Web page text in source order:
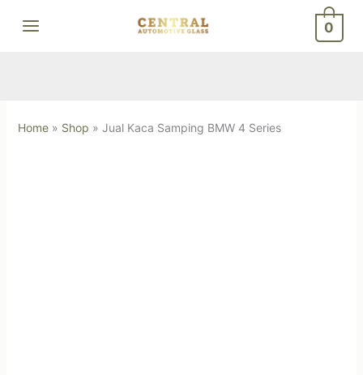
0
Home» Shop » Jual Kaca Samping BMW 4 Series